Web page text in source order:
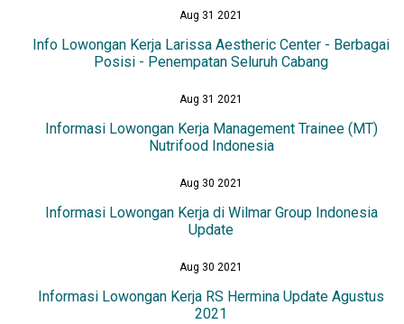
Aug 31 2021
Info Lowongan Kerja Larissa Aestheric Center - Berbagai
Posisi - Penempatan Seluruh Cabang
Aug 31 2021
Informasi Lowongan Kerja Management Trainee (MT)
Nutrifood Indonesia
Aug 30 2021
Informasi Lowongan Kerja di Wilmar Group Indonesia
Update
Aug 30 2021
Informasi Lowongan Kerja RS Hermina Update Agustus
2021